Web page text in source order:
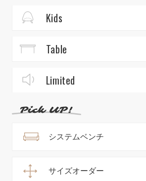
Kids
Table
Limited
システムベンチ
サイズオーダー